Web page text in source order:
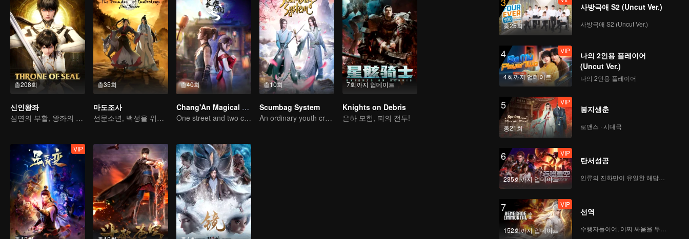
114
VIP
115
116
VIP
117
VIP
118
VIP
120
VIP
총208회
신인왕좌
심연의 부활, 왕좌의 도래
총35회
마도조사
선문소년, 백성을 위해 악령을 베다
총40회
Chang'An Magical Street
One street and two circles, alternating day and night.
총10회
Scumbag System
An ordinary youth crossing as a villain into the book and abusing the hero!
7회까지 업데이트
Knights on Debris
은하 모험, 피의 전투!
VIP
총25회
사방극애 S2 (Uncut Ver.)
사방극애 S2 (Uncut Ver.)
4
4회까지 업데이트
VIP
나의 2인용 플레이어
(Uncut Ver.)
나의 2인용 플레이어
5
총21회
VIP
봉지생춘
로맨스 · 시대극
6
235회까지 업데이트
VIP
탄서성공
인류의 진화만이 유일한 해답이다
7
152회까지 업데이트
VIP
선역